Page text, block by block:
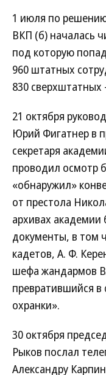
1 июля по
ВКП (б) началась
под которую
960 штатных
830
21 октября
Юрий Фигатнер в
секретаря
проводил осмотр
«обнаружил»
от престола
архивах
документы, в том
кадетов, А. Ф.
шефа жандармов
превратившийся в
охранки».
30 октября
Рыков послал
Александру